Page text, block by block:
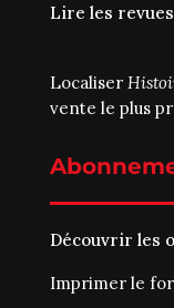
Lire les revues
Localiser
vente le plus
Découvrir les
Imprimer le